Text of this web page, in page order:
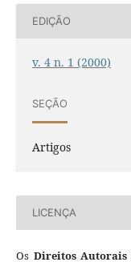
EDIÇÃO
v. 4 n. 1 (2000)
SEÇÃO
Artigos
LICENÇA
Os Direitos Autorais